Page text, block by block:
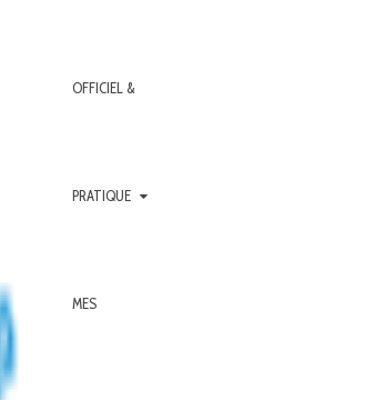
OFFICIEL &
PRATIQUE
MES